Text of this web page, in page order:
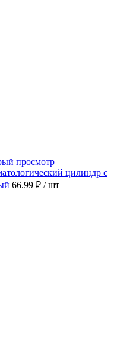
просмотр
цилиндр с
66.99 ₽ / шт